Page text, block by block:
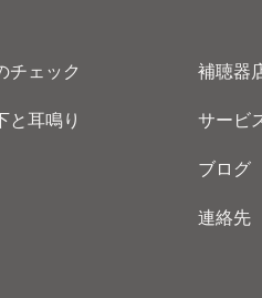
チェック
と耳鳴り
補聴器
サービ
ブログ
連絡先